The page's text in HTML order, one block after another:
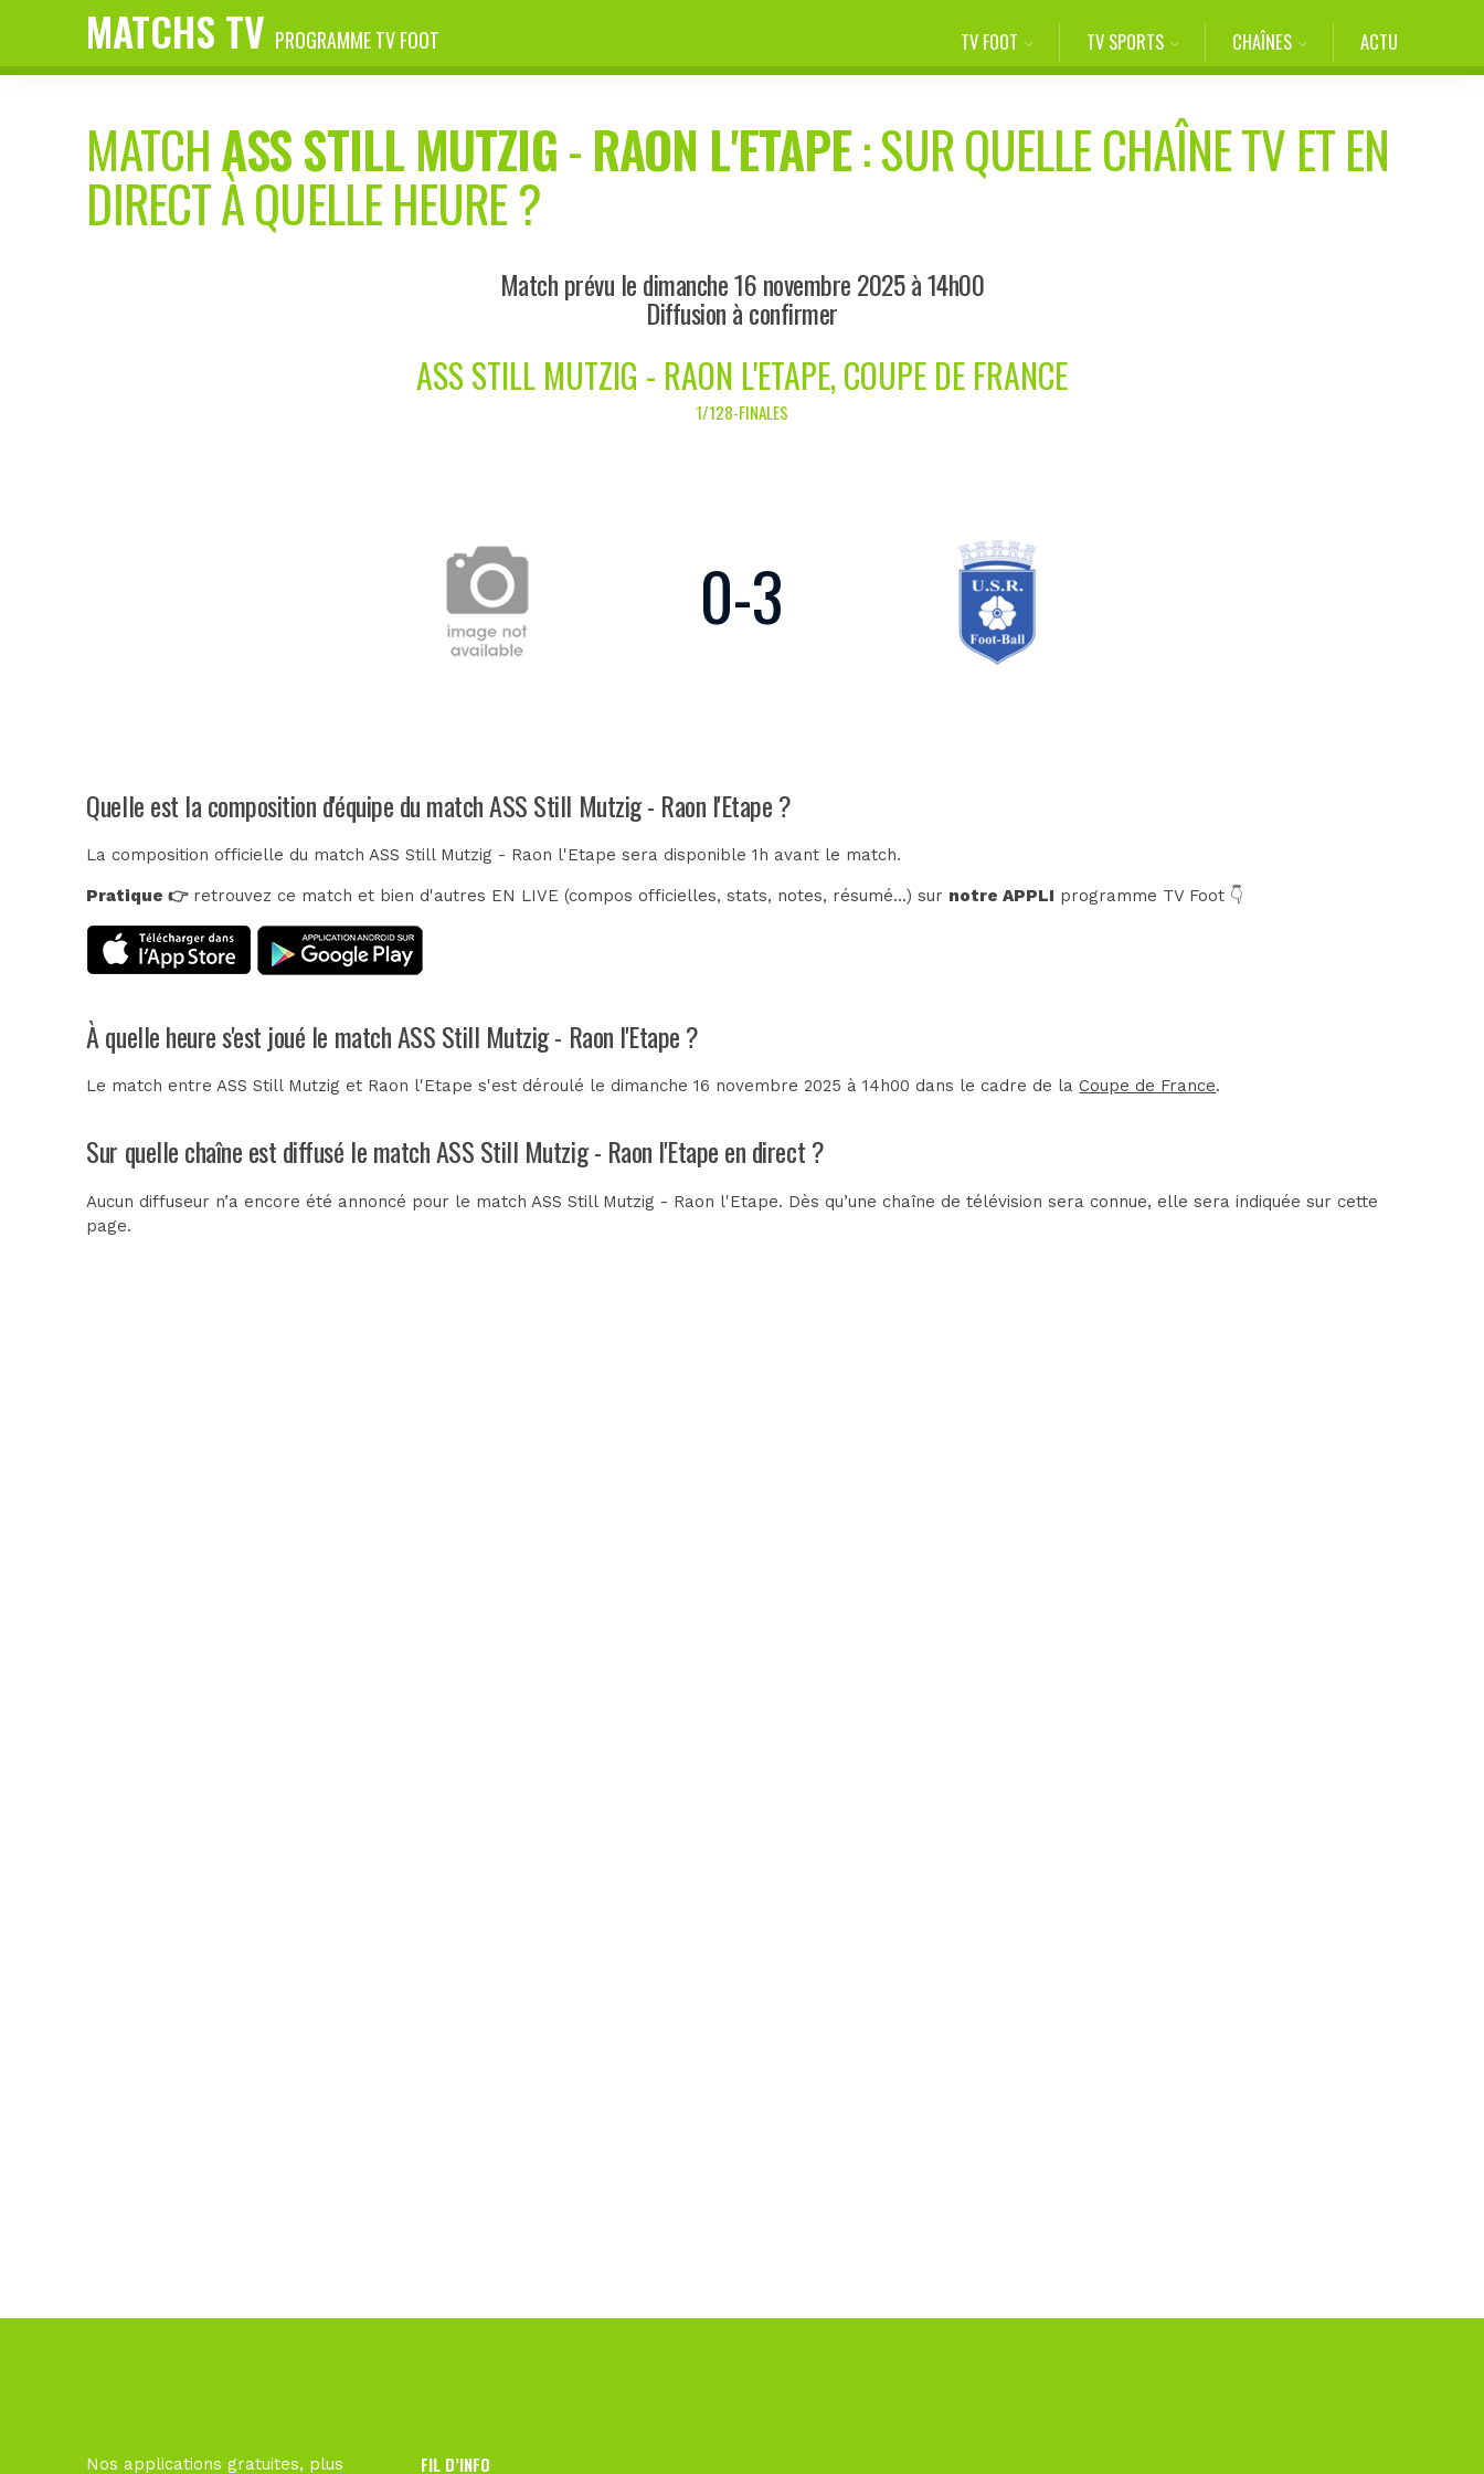
MATCHS TV PROGRAMME TV FOOT TV FOOT TV SPORTS CHAÎNES ACTU
MATCHASS STILL MUTZIG-RAON L'ETAPE: SUR QUELLE CHAÎNE TV ET EN
DIRECT À QUELLE HEURE ?
Match prévu le dimanche 16 novembre 2025 à 14h00
Diffusion à confirmer
ASS STILL MUTZIG - RAON L'ETAPE, COUPE DE FRANCE
1/128-FINALES
0-3
Quelle est la composition d'équipe du match ASS Still Mutzig - Raon l'Etape ?
La composition officielle du match ASS Still Mutzig - Raon l'Etape sera disponible 1h avant le match.
Pratique 👉retrouvez ce match et bien d'autres EN LIVE (compos officielles, stats, notes, résumé...) sur notre APPLI programme TV Foot 👇
À quelle heure s'est joué le match ASS Still Mutzig - Raon l'Etape ?
Le match entre ASS Still Mutzig et Raon l'Etape s'est déroulé le dimanche 16 novembre 2025 à 14h00 dans le cadre de laCoupe de France.
Sur quelle chaîne est diffusé le match ASS Still Mutzig - Raon l'Etape en direct ?
Aucun diffuseur n’a encore été annoncé pour le match ASS Still Mutzig - Raon l'Etape. Dès qu’une chaîne de télévision sera connue, elle sera indiquée sur cette
page.
Nos applications gratuites, plus FIL D’INFO